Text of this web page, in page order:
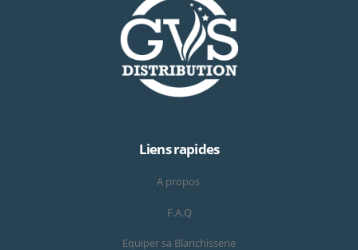
Liens rapides
A propos
F.A.Q
Equiper sa Blanchisserie